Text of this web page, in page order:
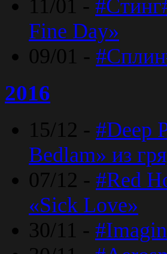
11/01 -
Fine Day»
09/01 -
2016
15/12 - #Deep
Bedlam» из
07/12 - #Red
«Sick Love»
30/11 -